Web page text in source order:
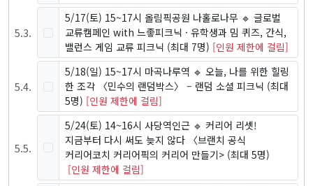
5.3.
5/17(토) 15~17시 올림픽공원 나홀로나무 🔹 글로벌
교류캠페인 with 느좋피크닉 · 유학생과 밈 퀴즈, 간식,
밸런스 게임 교류 피크닉 (최대 7명) [인원 제한에 걸림]
5.4.
5/18(일) 15~17시 마곡나루역 🔹 오늘, 나를 위한 힐링
한 조각 〈민수의 랜덤박스〉 – 랜덤 소셜 피크닉 (최대
5명) [인원 제한에 걸림]
5.5.
5/24(토) 14~16시 사당역인근 🔹 커리어 리셋!
지금부터 다시 써도 늦지 않다 〈브랜치 공식
커리어코치 커리어픽의 커리어 만들기> (최대 5명)
[인원 제한에 걸림]